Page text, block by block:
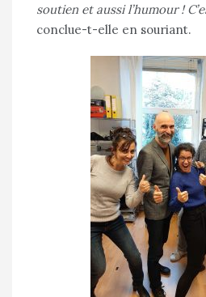
soutien et aussi l’humour !
conclue-t-elle en souriant.